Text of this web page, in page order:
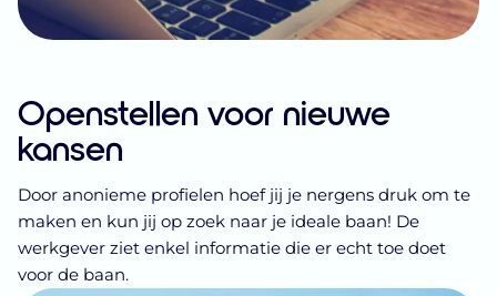
Openstellen voor nieuwe
kansen
Door anonieme profielen hoef jij je nergens druk om te
maken en kun jij op zoek naar je ideale baan! De
werkgever ziet enkel informatie die er echt toe doet
voor de baan.